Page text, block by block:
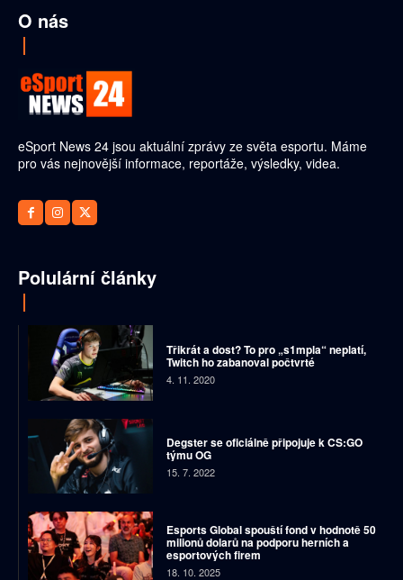
O nás
eSport News 24 jsou aktuální zprávy ze světa esportu. Máme
pro vás nejnovější informace, reportáže, výsledky, videa.
Polulární články
Třikrát a dost? To pro „s1mpla“ neplatí,
Twitch ho zabanoval počtvrté
4. 11. 2020
Degster se oficiálně připojuje k CS:GO
týmu OG
15. 7. 2022
Esports Global spouští fond v hodnotě 50
milionů dolarů na podporu herních a
esportových firem
18. 10. 2025